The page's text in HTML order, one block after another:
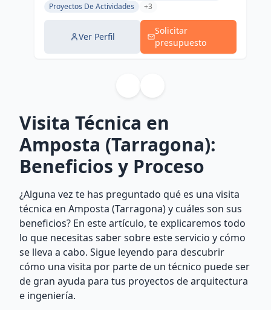
Proyectos De Actividades
+3
Ver Perfil
Solicitar
presupuesto
Visita Técnica en
Amposta (Tarragona):
Beneficios y Proceso
¿Alguna vez te has preguntado qué es una visita
técnica en Amposta (Tarragona) y cuáles son sus
beneficios? En este artículo, te explicaremos todo
lo que necesitas saber sobre este servicio y cómo
se lleva a cabo. Sigue leyendo para descubrir
cómo una visita por parte de un técnico puede ser
de gran ayuda para tus proyectos de arquitectura
e ingeniería.